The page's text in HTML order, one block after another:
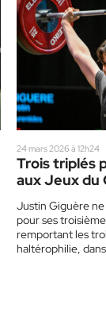
24 mars 2026 à 12h24
Trois triplés
aux Jeux du
Justin Giguère
pour ses
remportant les
haltérophilie,